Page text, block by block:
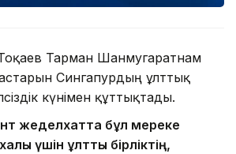
Тарман Шанмугаратнам
Сингапурдың ұлттық
күнімен құттықтады.
жеделхатта бұл мереке
үшін ұлттық бірліктің,